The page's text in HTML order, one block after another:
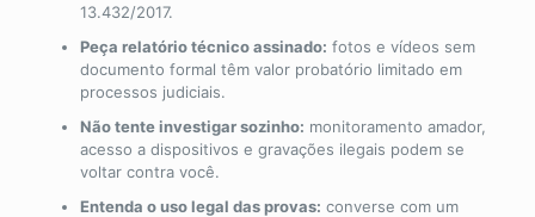
13.432/2017.
Peça relatório técnico assinado: fotos e vídeos sem
documento formal têm valor probatório limitado em
processos judiciais.
Não tente investigar sozinho: monitoramento amador,
acesso a dispositivos e gravações ilegais podem se
voltar contra você.
Entenda o uso legal das provas: converse com um